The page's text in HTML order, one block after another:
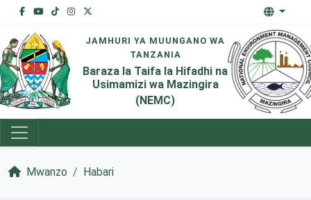
JAMHURI YA MUUNGANO WA
TANZANIA
Baraza la Taifa la Hifadhi na
Usimamizi wa Mazingira
(NEMC)
Mwanzo Habari